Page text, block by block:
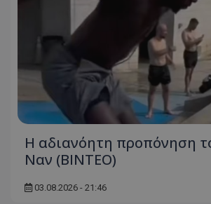
Η αδιανόητη προπόνηση
Ναν (BINTEO)
03.08.2026 - 21:46